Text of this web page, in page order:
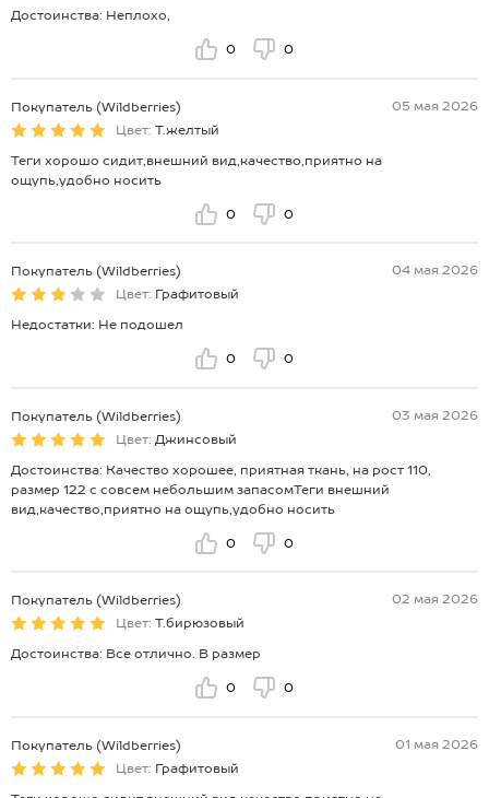
Достоинства: Неплохо,
0 0
Покупатель (Wildberries)
05 мая 2026
Цвет: Т.желтый
Теги хорошо сидит,внешний вид,качество,приятно на
ощупь,удобно носить
0 0
Покупатель (Wildberries)
04 мая 2026
Цвет: Графитовый
Недостатки: Не подошел
0 0
Покупатель (Wildberries)
03 мая 2026
Цвет: Джинсовый
Достоинства: Качество хорошее, приятная ткань, на рост 110,
размер 122 с совсем небольшим запасомТеги внешний
вид,качество,приятно на ощупь,удобно носить
0 0
Покупатель (Wildberries)
02 мая 2026
Цвет: Т.бирюзовый
Достоинства: Все отлично. В размер
0 0
Покупатель (Wildberries)
01 мая 2026
Цвет: Графитовый